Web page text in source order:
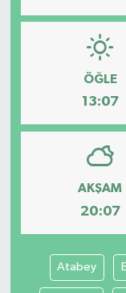
ÖĞLE
13:07
AKŞAM
20:07
Atabey
SAGLIK
SİYASET